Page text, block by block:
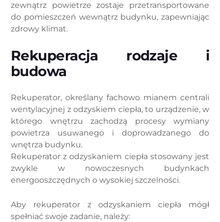
zewnątrz powietrze zostaje przetransportowane
do pomieszczeń wewnątrz budynku, zapewniając
zdrowy klimat.
Rekuperacja rodzaje i
budowa
Rekuperator, określany fachowo mianem centrali
wentylacyjnej z odzyskiem ciepła, to urządzenie, w
którego wnętrzu zachodzą procesy wymiany
powietrza usuwanego i doprowadzanego do
wnętrza budynku.
Rekuperator z odzyskaniem ciepła stosowany jest
zwykle w nowoczesnych budynkach
energooszczędnych o wysokiej szczelności.
Aby rekuperator z odzyskaniem ciepła mógł
spełniać swoje zadanie, należy: